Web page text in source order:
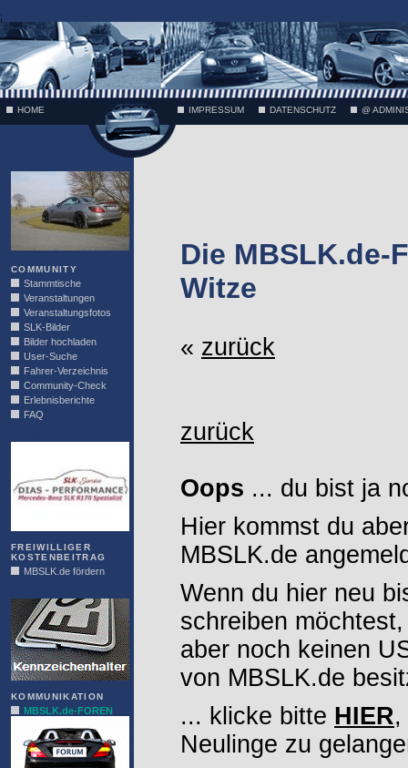
;
HOME IMPRESSUM DATENSCHUTZ @
COMMUNITY
Stammtische
Veranstaltungen
Veranstaltungsfotos
SLK-Bilder
Bilder hochladen
User-Suche
Fahrer-Verzeichnis
Community-Check
Erlebnisberichte
FAQ
FREIWILLIGER
KOSTENBEITRAG
MBSLK.de fördern
KOMMUNIKATION
MBSLK.de-FOREN
Die MBSLK.de-
Witze
« zurück
zurück
Oops ... du bist ja
Hier kommst du
MBSLK.de
Wenn du hier neu
schreiben möchtest,
aber noch keinen
von MBSLK.de
... klicke bitte HIER,
Neulinge zu